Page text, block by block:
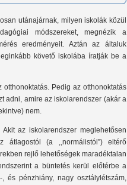
utánajárnak, milyen iskolák közül
módszereket, megnézik a
eredményeit. Aztán az általuk
követő iskolába íratják be a
Pedig az otthonoktatás
adni, amire az iskolarendszer (akár a
nem.
az iskolarendszer meglehetősen
átlagostól (a ,,normálistól”) eltérő
rejlő lehetőségek maradéktalan
a büntetés kerül előtérbe a
és pénzhiány, nagy osztálylétszám,